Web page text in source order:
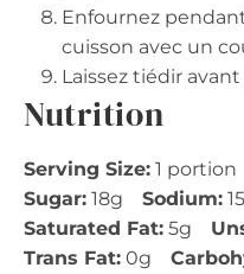
Enfournez
cuisson avec un
Laissez tiédir
Nutrition
Serving Size: 1 portion
Sugar: 18g Sodium:
Saturated Fat: 5g
Trans Fat: 0g